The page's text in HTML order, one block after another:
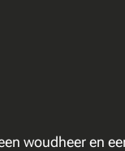
woudheer en